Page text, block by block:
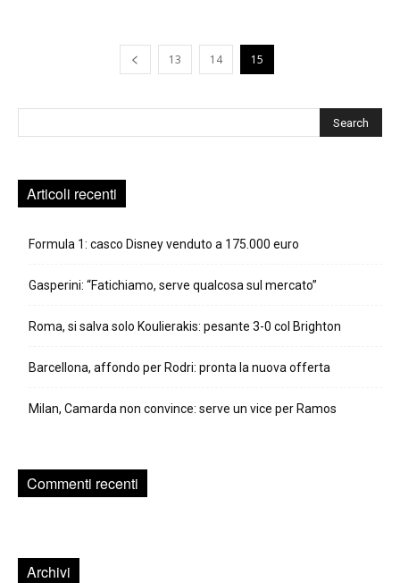
13 14 15
Articoli recenti
Formula 1: casco Disney venduto a 175.000 euro
Gasperini: “Fatichiamo, serve qualcosa sul mercato”
Roma, si salva solo Koulierakis: pesante 3-0 col Brighton
Barcellona, affondo per Rodri: pronta la nuova offerta
Milan, Camarda non convince: serve un vice per Ramos
Commenti recenti
Archivi